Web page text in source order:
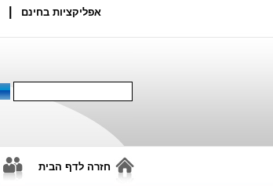
אפליקציות בחינם
חזרה לדף הבית